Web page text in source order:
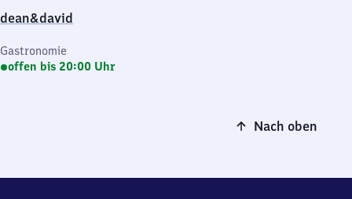
dean&david
Gastronomie
offen bis 20:00 Uhr
Nach oben